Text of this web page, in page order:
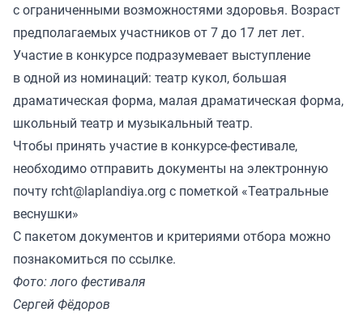
с ограниченными возможностями здоровья. Возраст
предполагаемых участников от 7 до 17 лет лет.
Участие в конкурсе подразумевает выступление
в одной из номинаций: театр кукол, большая
драматическая форма, малая драматическая форма,
школьный театр и музыкальный театр.
Чтобы принять участие в конкурсе-фестивале,
необходимо отправить документы на электронную
почту rcht@laplandiya.org с пометкой «Театральные
веснушки»
С пакетом документов и критериями отбора можно
познакомиться по ссылке.
Фото: лого фестиваля
Сергей Фёдоров